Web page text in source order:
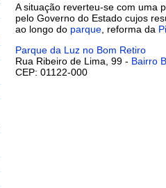
A situação reverteu-se com uma
pelo Governo do Estado cujos
ao longo do parque , reforma da
Parque da Luz no Bom Retiro
Rua Ribeiro de Lima, 99 - Bairro
CEP: 01122-000